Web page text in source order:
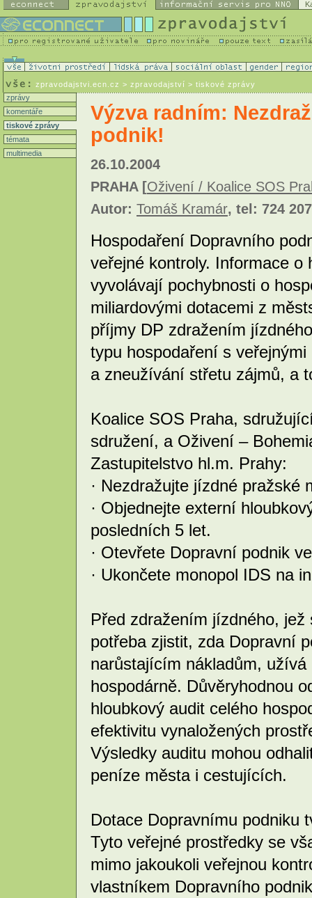
zpravodajstvi.ecn.cz > zpravodajství > tiskové zprávy
zprávy
komentáře
tiskové zprávy
témata
multimedia
Výzva radním:
podnik!
26.10.2004
PRAHA [Oživení / Koalice SOS
Autor: Tomáš Kramár, tel: 724
Hospodaření Dopravního
veřejné kontroly. Informace
vyvolávají pochybnosti o
miliardovými dotacemi z
příjmy DP zdražením
typu hospodaření s
a zneužívání střetu zájmů, a
Koalice SOS Praha,
sdružení, a Oživení –
Zastupitelstvo hl.m. Prahy:
· Nezdražujte jízdné pražské
· Objednejte externí
posledních 5 let.
· Otevřete Dopravní podnik
· Ukončete monopol IDS na
Před zdražením jízdného,
potřeba zjistit, zda Dopravní
narůstajícím nákladům,
hospodárně. Důvěryhodnou
hloubkový audit celého
efektivitu vynaložených
Výsledky auditu mohou
peníze města i cestujících.
Dotace Dopravnímu podniku
Tyto veřejné prostředky se
mimo jakoukoli veřejnou
vlastníkem Dopravního